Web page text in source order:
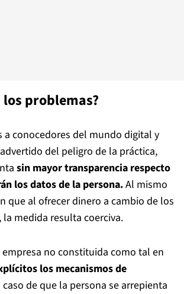
los problemas?
a conocedores del mundo digital y
del peligro de la práctica,
sin mayor transparencia respecto
los datos de la persona.Al mismo
que al ofrecer dinero a cambio de los
medida resulta coerciva.
no constituida como tal en
los mecanismos de
caso de que la persona se arrepienta